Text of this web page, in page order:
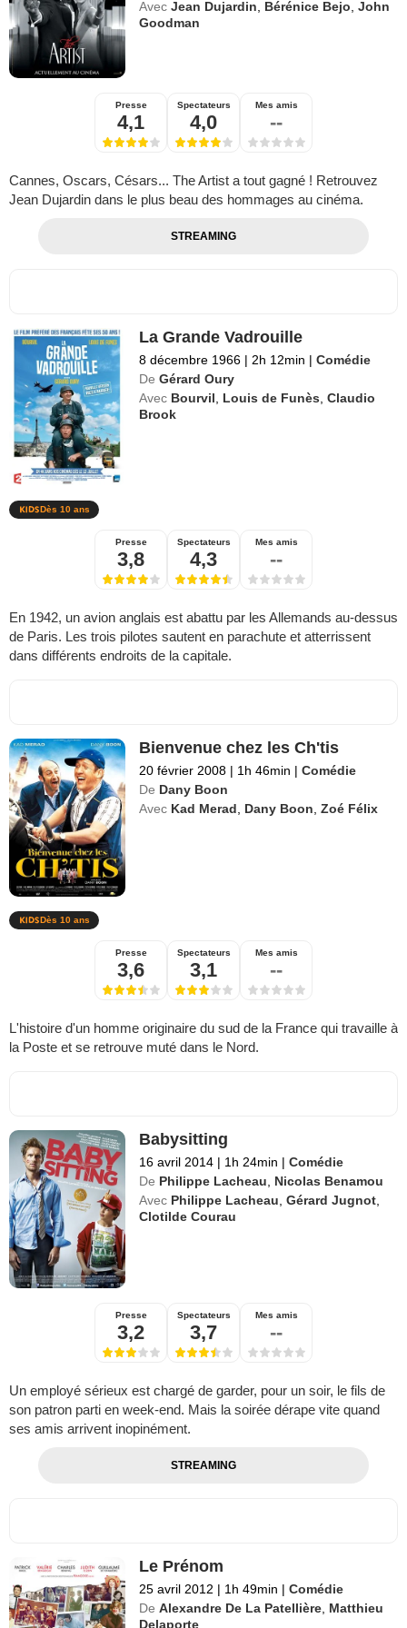
Avec Jean Dujardin Bérénice Bejo ,John
Goodman
Presse
4,1
Spectateurs
4,0
Mes amis
--
Cannes, Oscars, Césars... The Artist a tout gagné ! Retrouvez
Jean Dujardin dans le plus beau des hommages au cinéma.
STREAMING
La Grande Vadrouille
8 décembre 1966 | 2h 12min | Comédie
De Gérard Oury
Avec Bourvil Louis de Funès ,Claudio
Brook
Dès 10 ans
Presse
3,8
Spectateurs
4,3
Mes amis
--
En 1942, un avion anglais est abattu par les Allemands au-dessus
de Paris. Les trois pilotes sautent en parachute et atterrissent
dans différents endroits de la capitale.
Bienvenue chez les Ch'tis
20 février 2008 | 1h 46min | Comédie
De Dany Boon
Avec Kad Merad Dany Boon ,Zoé Félix
Dès 10 ans
Presse
3,6
Spectateurs
3,1
Mes amis
--
L'histoire d'un homme originaire du sud de la France qui travaille à
la Poste et se retrouve muté dans le Nord.
Babysitting
16 avril 2014 | 1h 24min | Comédie
De Philippe Lacheau
Nicolas Benamou
Avec Philippe Lacheau ,Gérard Jugnot
Clotilde Courau
Presse
3,2
Spectateurs
3,7
Mes amis
--
Un employé sérieux est chargé de garder, pour un soir, le fils de
son patron parti en week-end. Mais la soirée dérape vite quand
ses amis arrivent inopinément.
STREAMING
Le Prénom
25 avril 2012 | 1h 49min | Comédie
De Alexandre De La Patellière Matthieu
Delaporte